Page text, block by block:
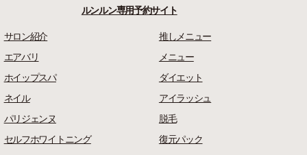
ルンルン専用予約サイト
サロン紹介
推しメニュー
エアバリ
メニュー
ホイップスパ
ダイエット
ネイル
アイラッシュ
パリジェンヌ
脱毛
セルフホワイトニング
復元パック